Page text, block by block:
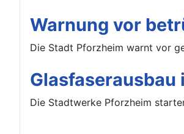
Warnung vor
Die Stadt Pforzheim warnt vor
Die Stadtwerke Pforzheim